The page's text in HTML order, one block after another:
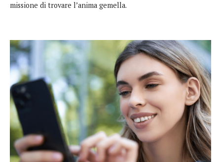
missione di trovare l’anima gemella.